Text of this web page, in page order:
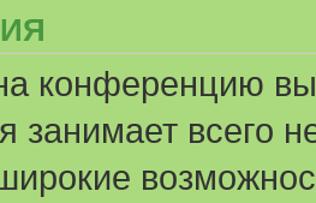
конференцию
занимает всего